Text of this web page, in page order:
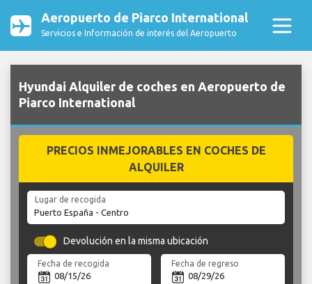
Aeropuerto de Piarco International
Servicios e Información de interés del Aeropuerto
Hyundai Alquiler de coches en Aeropuerto de
Piarco International
PRECIOS INMEJORABLES EN COCHES DE
ALQUILER
Lugar de recogida
Devolución en la misma ubicación
Fecha de recogida Fecha de regreso